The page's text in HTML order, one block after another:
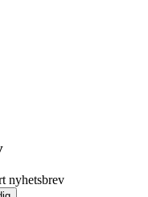
nyhetsbrev